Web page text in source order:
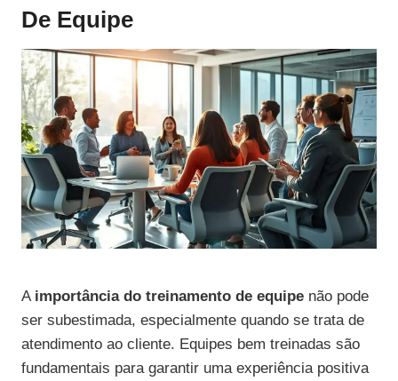
De Equipe
A importância do treinamento de equipe não pode
ser subestimada, especialmente quando se trata de
atendimento ao cliente. Equipes bem treinadas são
fundamentais para garantir uma experiência positiva